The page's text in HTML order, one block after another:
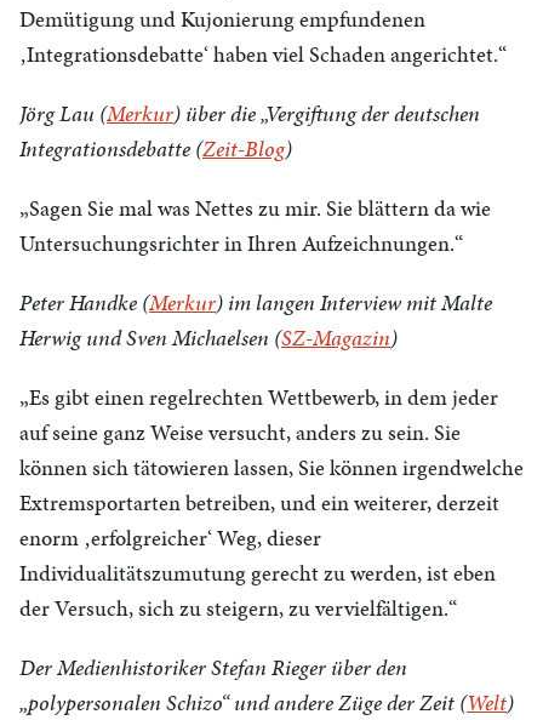
Demütigung und Kujonierung empfundenen
‚Integrationsdebatte‘ haben viel Schaden angerichtet.“
Jörg Lau (Merkur) über die „Vergiftung der deutschen
Integrationsdebatte (Zeit-Blog)
„Sagen Sie mal was Nettes zu mir. Sie blättern da wie
Untersuchungsrichter in Ihren Aufzeichnungen.“
Peter Handke (Merkur) im langen Interview mit Malte
Herwig und Sven Michaelsen (SZ-Magazin)
„Es gibt einen regelrechten Wettbewerb, in dem jeder
auf seine ganz Weise versucht, anders zu sein. Sie
können sich tätowieren lassen, Sie können irgendwelche
Extremsportarten betreiben, und ein weiterer, derzeit
enorm ‚erfolgreicher‘ Weg, dieser
Individualitätszumutung gerecht zu werden, ist eben
der Versuch, sich zu steigern, zu vervielfältigen.“
Der Medienhistoriker Stefan Rieger über den
„polypersonalen Schizo“ und andere Züge der Zeit (Welt)